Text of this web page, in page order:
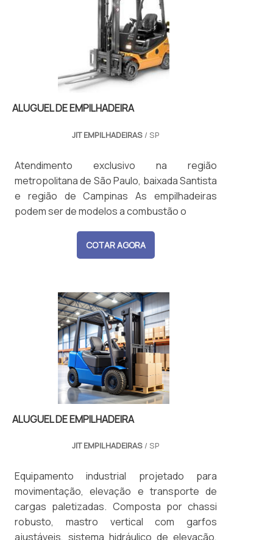
ALUGUEL DE EMPILHADEIRA
JIT EMPILHADEIRAS / SP
Atendimento exclusivo na região
metropolitana de São Paulo, baixada Santista
e região de Campinas As empilhadeiras
podem ser de modelos a combustão o
COTAR AGORA
ALUGUEL DE EMPILHADEIRA
JIT EMPILHADEIRAS / SP
Equipamento industrial projetado para
movimentação, elevação e transporte de
cargas paletizadas. Composta por chassi
robusto, mastro vertical com garfos
ajustáveis, sistema hidráulico de elevação,